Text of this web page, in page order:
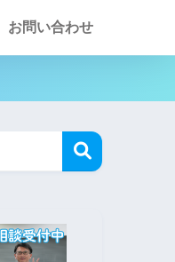
お問い合わせ